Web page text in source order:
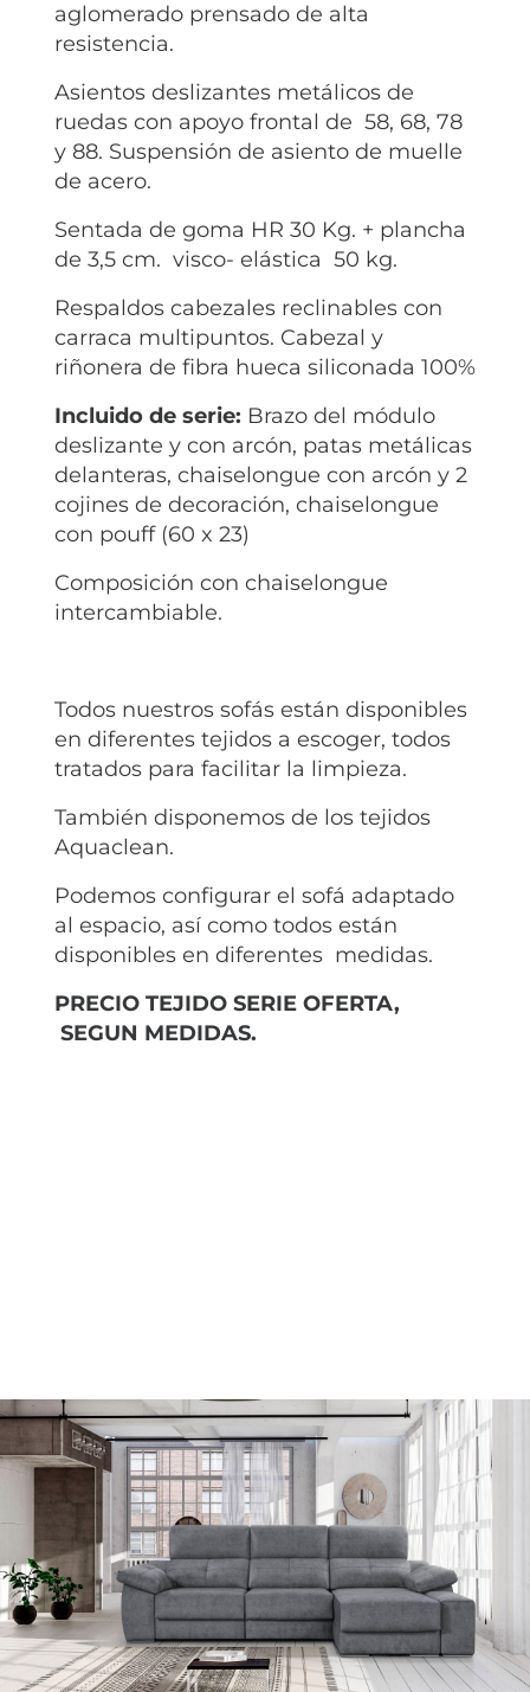
aglomerado prensado de alta
resistencia.
Asientos deslizantes metálicos de
ruedas con apoyo frontal de 58, 68, 78
y 88. Suspensión de asiento de muelle
de acero.
Sentada de goma HR 30 Kg. + plancha
de 3,5 cm. visco- elástica 50 kg.
Respaldos cabezales reclinables con
carraca multipuntos. Cabezal y
riñonera de fibra hueca siliconada 100%
Incluido de serie: Brazo del módulo
deslizante y con arcón, patas metálicas
delanteras, chaiselongue con arcón y 2
cojines de decoración, chaiselongue
con pouff (60 x 23)
Composición con chaiselongue
intercambiable.
Todos nuestros sofás están disponibles
en diferentes tejidos a escoger, todos
tratados para facilitar la limpieza.
También disponemos de los tejidos
Aquaclean.
Podemos configurar el sofá adaptado
al espacio, así como todos están
disponibles en diferentes medidas.
PRECIO TEJIDO SERIE OFERTA,
SEGUN MEDIDAS.